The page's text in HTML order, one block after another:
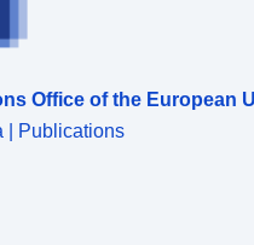
Office of the European
| Publications